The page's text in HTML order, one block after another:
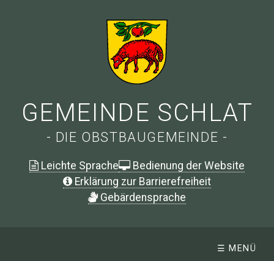
GEMEINDE SCHLAT
- DIE OBSTBAUGEMEINDE -
Leichte Sprache
Bedienung der Website
Erklärung zur Barrierefreiheit
Gebärdensprache
☰ MENÜ